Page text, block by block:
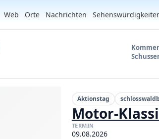
Web Orte Nachrichten
Aktionstag
Motor-
TERMIN
09.08.2026